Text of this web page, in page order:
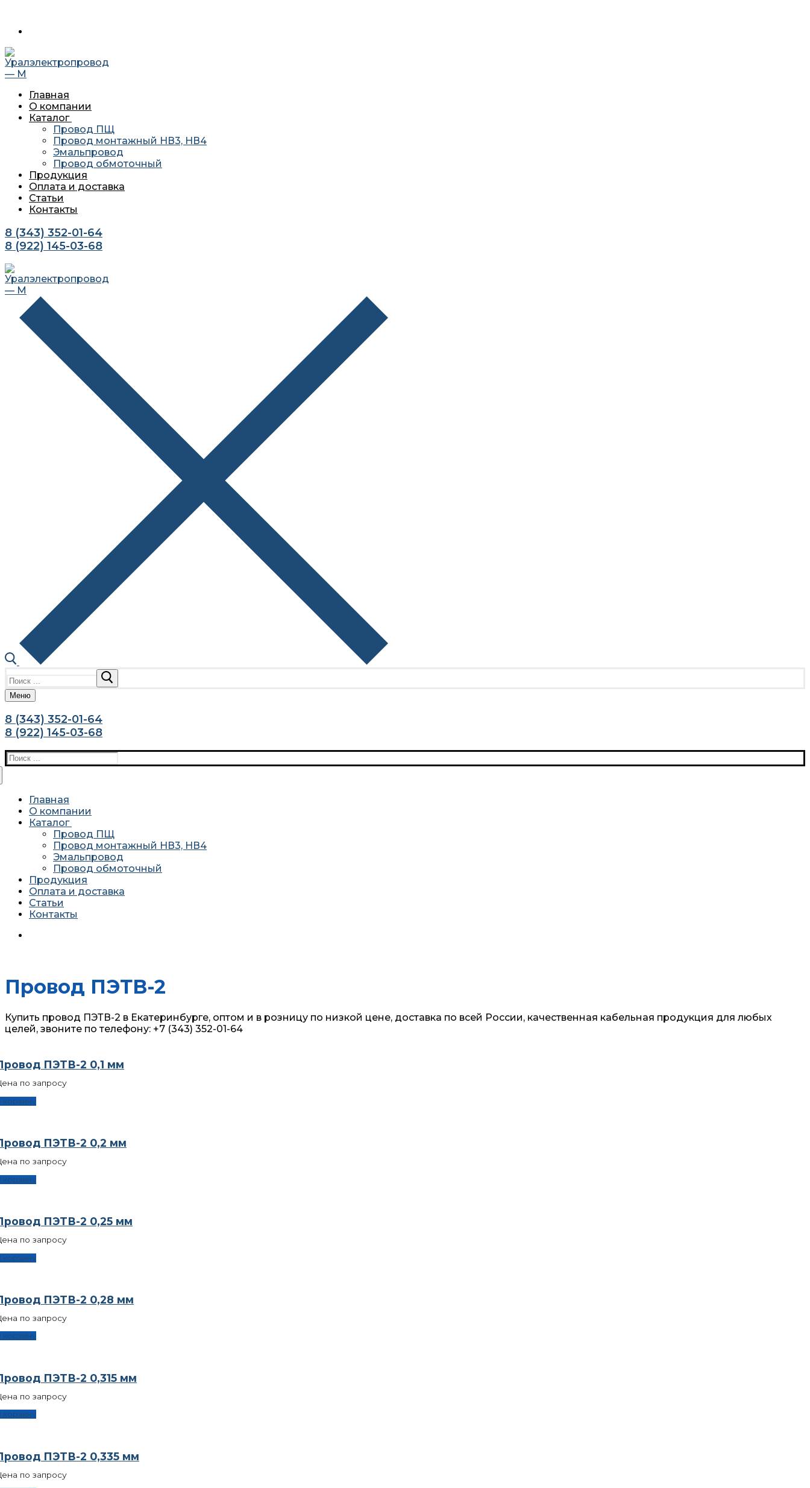
содержимому
Главная
О компании
Каталог
Провод ПЩ
Провод монтажный НВ3, НВ4
Эмальпровод
Провод обмоточный
Продукция
Оплата и доставка
Статьи
Контакты
8 (343) 352-01-64
8 (922) 145-03-68
Найти:
Меню
8 (343) 352-01-64
8 (922) 145-03-68
Найти:
Главная
О компании
Каталог
Провод ПЩ
Провод монтажный НВ3, НВ4
Эмальпровод
Провод обмоточный
Продукция
Оплата и доставка
Статьи
Контакты
Провод ПЭТВ-2
Купить провод ПЭТВ-2 в Екатеринбурге, оптом и в розницу по низкой цене, доставка по всей России, качественная кабельная продукция для любых
целей, звоните по телефону: +7 (343) 352-01-64
ПЭТВ-2 0,1 мм
по запросу
корзину
ПЭТВ-2 0,2 мм
по запросу
корзину
ПЭТВ-2 0,25 мм
по запросу
корзину
ПЭТВ-2 0,28 мм
по запросу
корзину
ПЭТВ-2 0,315 мм
по запросу
корзину
ПЭТВ-2 0,335 мм
по запросу